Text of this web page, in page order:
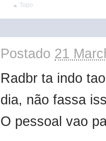
Topo
Postado 21
Radbr ta indo
dia, não fassa
O pessoal vao